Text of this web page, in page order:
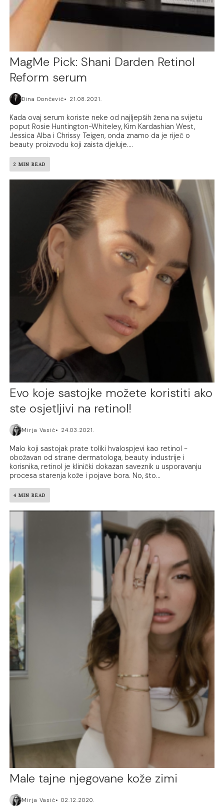
MagMe Pick: Shani Darden Retinol
Reform serum
Dina Dončević 21.08.2021.
Kada ovaj serum koriste neke od najljepših žena na svijetu
poput Rosie Huntington-Whiteley, Kim Kardashian West,
Jessica Alba i Chrissy Teigen, onda znamo da je riječ o
beauty proizvodu koji zaista djeluje....
2 MIN READ
Evo koje sastojke možete koristiti ako
ste osjetljivi na retinol!
Mirja Vasić 24.03.2021.
Malo koji sastojak prate toliki hvalospjevi kao retinol -
obožavan od strane dermatologa, beauty industrije i
korisnika, retinol je klinički dokazan saveznik u usporavanju
procesa starenja kože i pojave bora. No, što...
4 MIN READ
Male tajne njegovane kože zimi
Mirja Vasić 02.12.2020.